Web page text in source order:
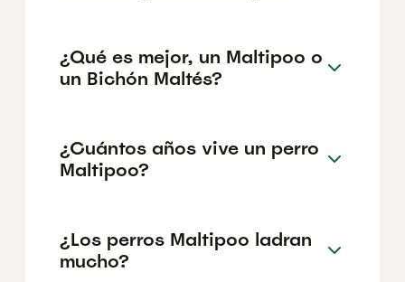
¿Qué es mejor, un Maltipoo o
un Bichón Maltés?
¿Cuántos años vive un perro
Maltipoo?
¿Los perros Maltipoo ladran
mucho?